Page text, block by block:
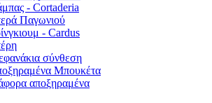
- Cortaderia
Παγωνιού
- Cardus
σύνθεση
Μπουκέτα
αποξηραμένα